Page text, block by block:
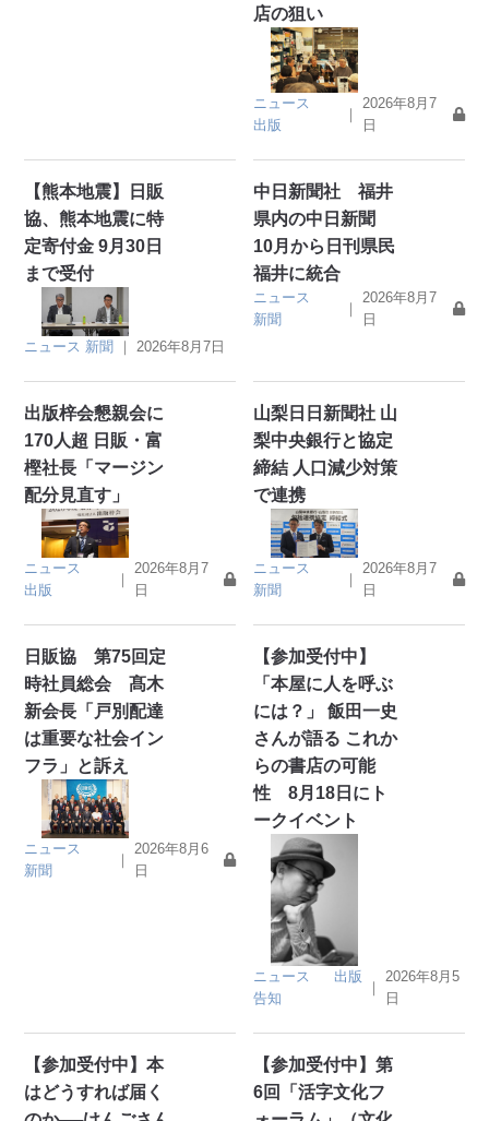
店の狙い
ニュース
出版
｜
2026年8月7
日
【熊本地震】日販
協、熊本地震に特
定寄付金 9月30日
まで受付
ニュース 新聞 ｜2026年8月7日
中日新聞社 福井
県内の中日新聞
10月から日刊県民
福井に統合
ニュース
新聞
｜
2026年8月7
日
出版梓会懇親会に
170人超 日販・富
樫社長「マージン
配分見直す」
ニュース
出版
｜
2026年8月7
日
山梨日日新聞社 山
梨中央銀行と協定
締結 人口減少対策
で連携
ニュース
新聞
｜
2026年8月7
日
日販協 第75回定
時社員総会 髙木
新会長「戸別配達
は重要な社会イン
フラ」と訴え
ニュース
新聞
｜
2026年8月6
日
【参加受付中】
「本屋に人を呼ぶ
には？」 飯田一史
さんが語る これか
らの書店の可能
性 8月18日にト
ークイベント
ニュース
出版
告知
｜
2026年8月5
日
【参加受付中】本
はどうすれば届く
【参加受付中】第
6回「活字文化フ